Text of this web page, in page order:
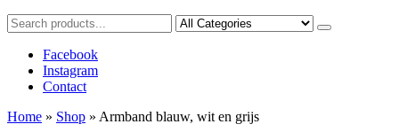
Facebook
Instagram
Contact
Home » Shop » Armband blauw, wit en grijs